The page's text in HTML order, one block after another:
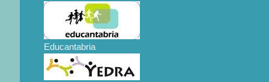
Educantabria